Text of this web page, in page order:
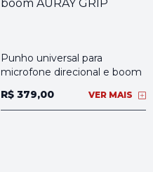
Punho universal para
microfone direcional e boom
R$ 379,00
VER MAIS